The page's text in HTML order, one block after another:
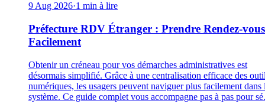
9 Aug 2026·1 min à lire
Préfecture RDV Étranger : Prendre Rendez-vous
Facilement
Obtenir un créneau pour vos démarches administratives est
désormais simplifié. Grâce à une centralisation efficace des
numériques, les usagers peuvent naviguer plus facilement dans
système. Ce guide complet vous accompagne pas à pas pour